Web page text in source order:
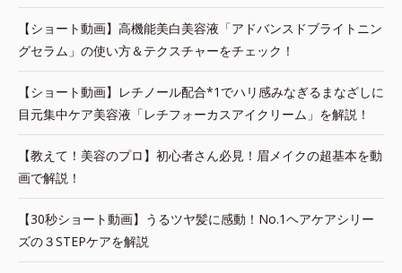
【ショート動画】高機能美白美容液「アドバンスドブライトニン
グセラム」の使い方＆テクスチャーをチェック！
【ショート動画】レチノール配合*1でハリ感みなぎるまなざしに
目元集中ケア美容液「レチフォーカスアイクリーム」を解説！
【教えて！美容のプロ】初心者さん必見！眉メイクの超基本を動
画で解説！
【30秒ショート動画】うるツヤ髪に感動！No.1ヘアケアシリー
ズの３STEPケアを解説